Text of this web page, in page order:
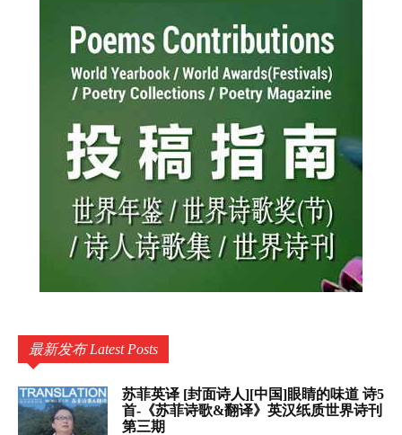
最新发布 Latest Posts
苏菲英译 [封面诗人][中国]眼睛的味道 诗5
首-《苏菲诗歌&翻译》英汉纸质世界诗刊
第三期